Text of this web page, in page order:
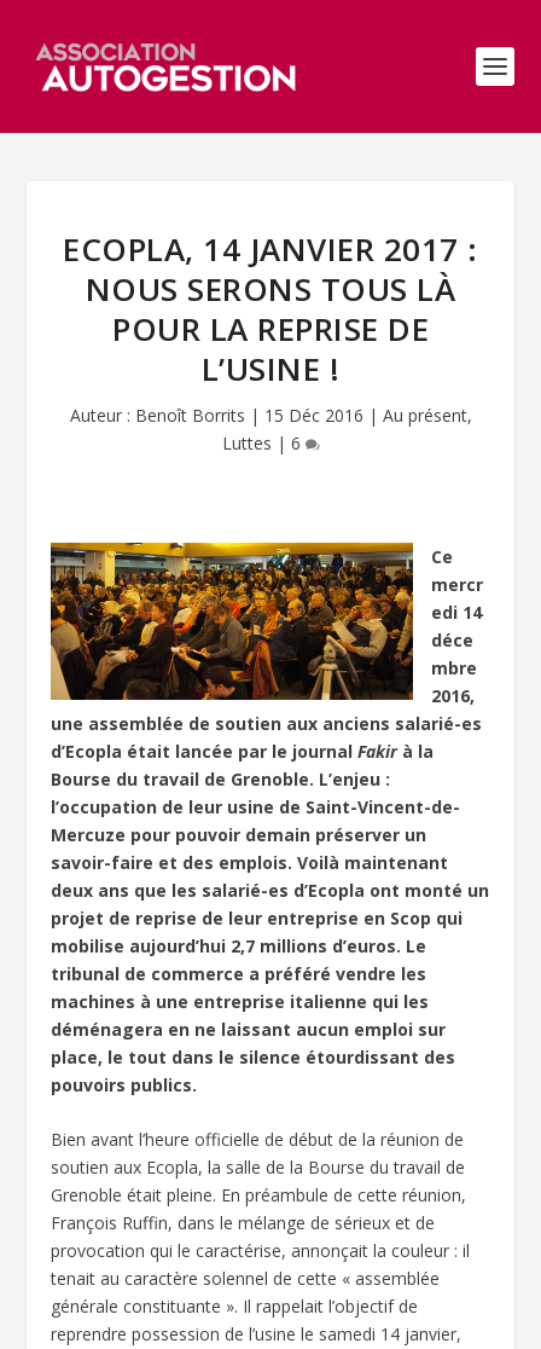
ECOPLA, 14 JANVIER 2017 :
NOUS SERONS TOUS LÀ
POUR LA REPRISE DE
L’USINE !
Auteur : Benoît Borrits | 15 Déc 2016 | Au présent,
Luttes | 6
Ce
mercr
edi 14
déce
mbre
2016,
une assemblée de soutien aux anciens salarié-es
d’Ecopla était lancée par le journalFakirà la
Bourse du travail de Grenoble. L’enjeu :
l’occupation de leur usine de Saint-Vincent-de-
Mercuze pour pouvoir demain préserver un
savoir-faire et des emplois. Voilà maintenant
deux ans que les salarié-es d’Ecopla ont monté un
projet de reprise de leur entreprise en Scop qui
mobilise aujourd’hui 2,7 millions d’euros. Le
tribunal de commerce a préféré vendre les
machines à une entreprise italienne qui les
déménagera en ne laissant aucun emploi sur
place, le tout dans le silence étourdissant des
pouvoirs publics.
Bien avant l’heure officielle de début de la réunion de
soutien aux Ecopla, la salle de la Bourse du travail de
Grenoble était pleine. En préambule de cette réunion,
François Ruffin, dans le mélange de sérieux et de
provocation qui le caractérise, annonçait la couleur : il
tenait au caractère solennel de cette « assemblée
générale constituante ». Il rappelait l’objectif de
reprendre possession de l’usine le samedi 14 janvier,